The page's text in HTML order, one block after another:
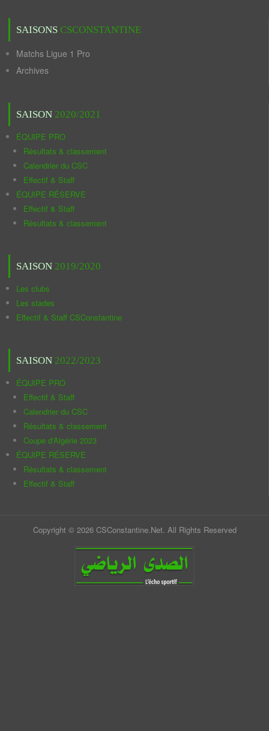
SAISONS CSCONSTANTINE
Matchs Ligue 1 Pro
Archives
SAISON 2020/2021
ÉQUIPE PRO
Résultats & classement
Calendrier du CSC
Effectif & Staff
ÉQUIPE RÉSERVE
Effectif & Staff
Résultats & classement
SAISON 2019/2020
Les clubs
Les stades
Effectif & Staff CSConstantine
SAISON 2022/2023
ÉQUIPE PRO
Effectif & Staff
Calendrier du CSC
Résultats & classement
Coupe d'Algérie 2023
ÉQUIPE RÉSERVE
Résultats & classement
Effectif & Staff
Copyright © 2026 CSConstantine.Net. All Rights Reserved